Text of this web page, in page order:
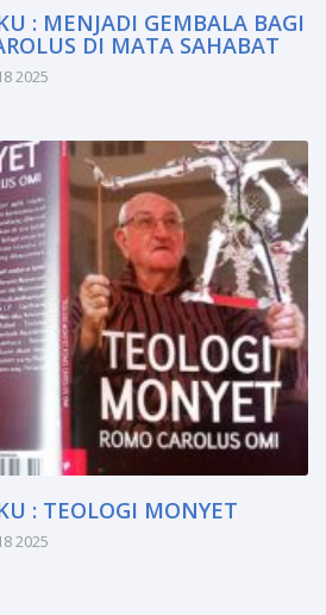
: MENJADI GEMBALA BAGI
DI MATA SAHABAT
2025
: TEOLOGI MONYET
2025